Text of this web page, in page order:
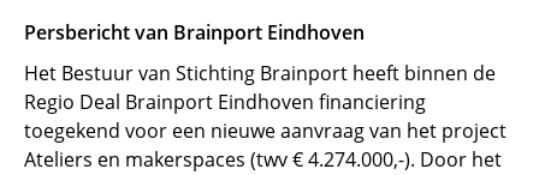
Persbericht van Brainport Eindhoven
Het Bestuur van Stichting Brainport heeft binnen de
Regio Deal Brainport Eindhoven financiering
toegekend voor een nieuwe aanvraag van het project
Ateliers en makerspaces (twv € 4.274.000,-). Door het